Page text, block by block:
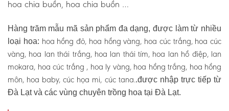
hoa chia buồn, hoa chia buồn …
Hàng trăm mẫu mã sản phẩm đa dạng, được làm từ nhiều
loại hoa: hoa hồng đỏ, hoa hồng vàng, hoa cúc trắng, hoa cúc
vàng, hoa lan thái trắng, hoa lan thái tím, hoa lan hồ điệp, lan
mokara, hoa cúc trắng , hoa ly vàng, hoa hồng trắng, hoa hồng
môn, hoa baby, cúc họa mi, cúc tana..được nhập trực tiếp từ
Đà Lạt và các vùng chuyên trồng hoa tại Đà Lạt.